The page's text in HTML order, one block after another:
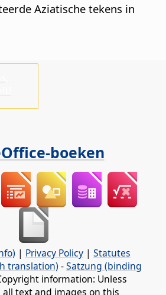
Aziatische tekens in
boeken
| Privacy Policy | Statutes
translation) -Satzung (binding
information: Unless
text and images on this